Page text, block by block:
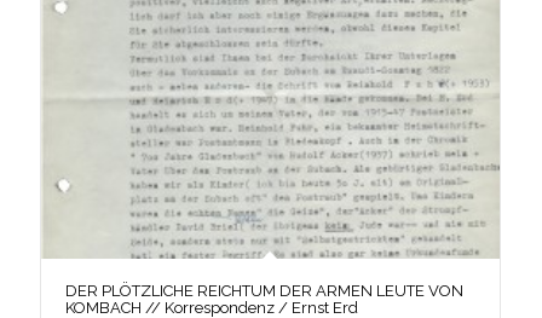
DER PLÖTZLICHE REICHTUM DER ARMEN LEUTE VON
KOMBACH // Korrespondenz / Ernst Erd